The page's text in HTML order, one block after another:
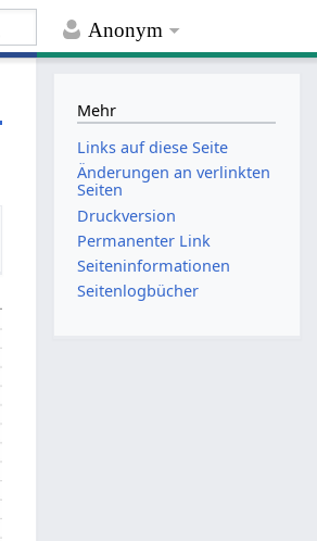
Anonym
Mehr
Links auf diese Seite
Änderungen an verlinkten
Seiten
Druckversion
Permanenter Link
Seiten­­informationen
Seitenlogbücher